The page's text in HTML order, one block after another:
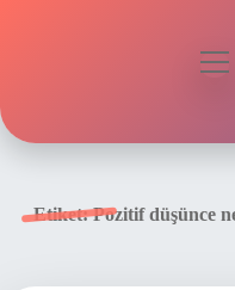
Etiket:Pozitif düşünce